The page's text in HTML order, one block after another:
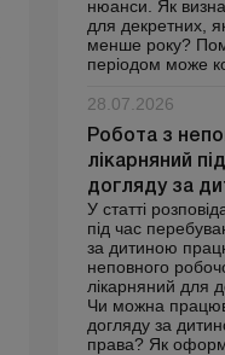
нюанси. Як
для декретних,
менше року?
періодом може
28.07.2026
Робота з
лікарняний
догляду за
У статті
під час
за дитиною
неповного
лікарняний для
Чи можна
догляду за
права? Як